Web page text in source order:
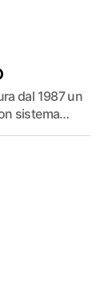
dal 1987 un
sistema…